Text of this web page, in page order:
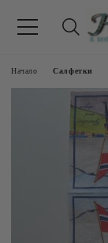
Начало Салфетки